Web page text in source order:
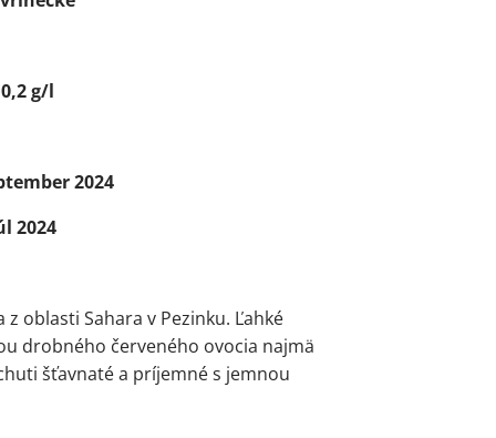
g/l
2024
2024
oblasti Sahara v Pezinku. Ľahké
drobného červeného ovocia najmä
šťavnaté a príjemné s jemnou